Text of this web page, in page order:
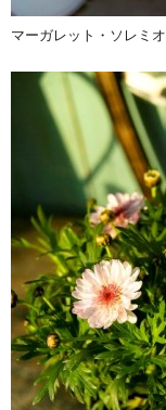
マーガレット・ソレミオ